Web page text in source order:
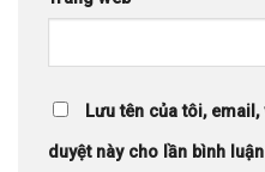
Lưu tên của tôi,
duyệt này cho lần bình